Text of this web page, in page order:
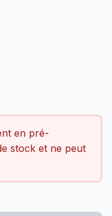
en pré-
stock et ne peut